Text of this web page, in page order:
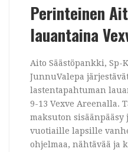
Perinteinen
lauantaina
Aito Säästöpankki, Sp-
JunnuValepa
lastentapahtuman
9-13 Vexve Areenalla.
maksuton sisäänpääsy
vuotiaille lapsille
ohjelmaa, nähtävää ja